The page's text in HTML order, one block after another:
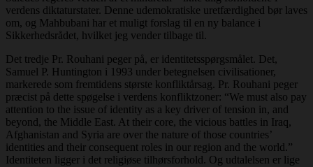
verdens diktaturstater. Denne udemokratiske uretfærdighed bør laves
om, og Mahbubani har et muligt forslag til en ny balance i
Sikkerhedsrådet, hvilket jeg vender tilbage til.
Det tredje Pr. Rouhani peger på, er identitetsspørgsmålet. Det,
Samuel P. Huntington i 1993 under betegnelsen civilisationer,
markerede som fremtidens største konfliktårsag. Pr. Rouhani peger
præcist på dette spøgelse i verdens konfliktzoner: “We must also pay
attention to the issue of identity as a key driver of tension in, and
beyond, the Middle East. At their core, the vicious battles in Iraq,
Afghanistan and Syria are over the nature of those countries’
identities and their consequent roles in our region and the world.”
Identiteten ligger i det religiøse tilhørsforhold. Og udtalelsen er lige